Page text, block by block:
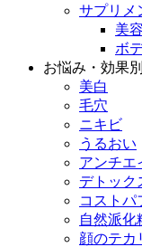
サプリメ
美
ボ
お悩み・効果別
美白
毛穴
ニキビ
うるおい
アンチエ
デトック
コストパ
自然派化
顔のテカ